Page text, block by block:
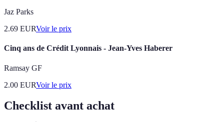
Jaz Parks
2.69 EURVoir le prix
Cinq ans de Crédit Lyonnais - Jean-Yves Haberer
Ramsay GF
2.00 EURVoir le prix
Checklist avant achat